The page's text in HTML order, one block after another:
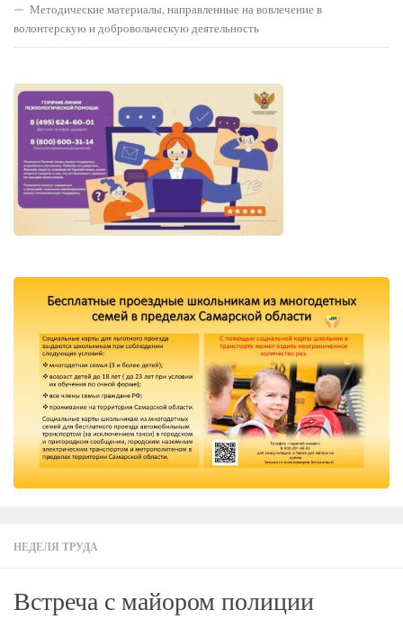
НЕДЕЛЯ ТРУДА
Встреча с майором полиции
Методические материалы, направленные на вовлечение в
волонтерскую и добровольческую деятельность